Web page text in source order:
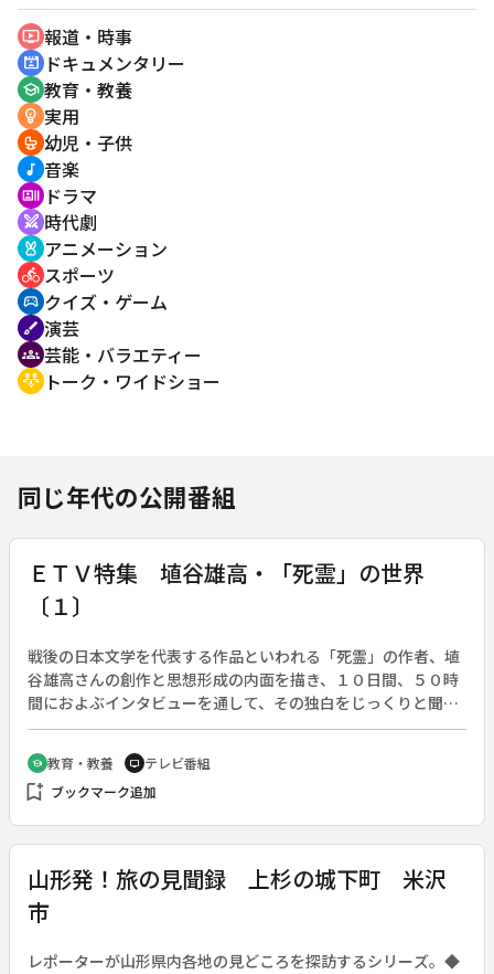
ondemand_video 報道・時事
cinematic_blur ドキュメンタリー
school 教育・教養
emoji_objects 実用
crib 幼児・子供
music_note 音楽
recent_actors ドラマ
swords 時代劇
cruelty_free アニメーション
directions_bike スポーツ
sports_esports クイズ・ゲーム
brush 演芸
groups 芸能・バラエティー
adaptive_audio_mic トーク・ワイドショー
同じ年代の公開番組
ＥＴＶ特集 埴谷雄高・「死霊」の世界
〔１〕
戦後の日本文学を代表する作品といわれる「死霊」の作者、埴
谷雄高さんの創作と思想形成の内面を描き、１０日間、５０時
間におよぶインタビューを通して、その独白をじっくりと聞く
５回連続シリーズ。◆第１回は「死霊」の原点、独房の思想に
迫る。
school 教育・教養 tv テレビ番組
bookmark_add ブックマーク追加
山形発！旅の見聞録 上杉の城下町 米沢
市
レポーターが山形県内各地の見どころを探訪するシリーズ。◆